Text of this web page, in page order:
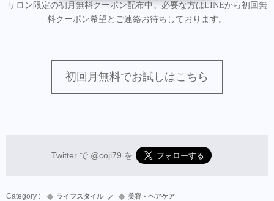
サロン限定の初月無料クーポン配布中。必要な方はLINEから初回無
料クーポン希望とご連絡お待ちしております。
初回月無料でお試しはこちら
Twitter で @coji79 を
ライフスタイル 美容・ヘアケア